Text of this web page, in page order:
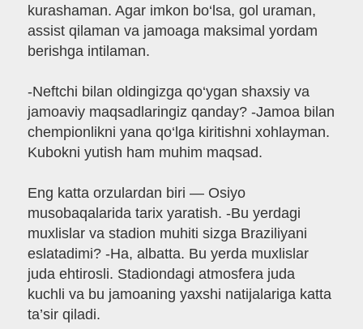
kurashaman. Agar imkon bo‘lsa, gol uraman,
assist qilaman va jamoaga maksimal yordam
berishga intilaman.
-Neftchi bilan oldingizga qo‘ygan shaxsiy va
jamoaviy maqsadlaringiz qanday? -Jamoa bilan
chempionlikni yana qo‘lga kiritishni xohlayman.
Kubokni yutish ham muhim maqsad.
Eng katta orzulardan biri — Osiyo
musobaqalarida tarix yaratish. -Bu yerdagi
muxlislar va stadion muhiti sizga Braziliyani
eslatadimi? -Ha, albatta. Bu yerda muxlislar
juda ehtirosli. Stadiondagi atmosfera juda
kuchli va bu jamoaning yaxshi natijalariga katta
ta’sir qiladi.